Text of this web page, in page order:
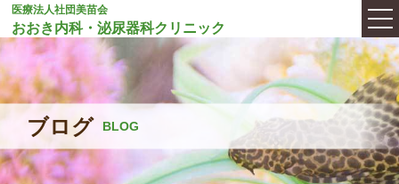
医療法人社団美苗会
おおき内科・泌尿器科クリニック
ブログ BLOG